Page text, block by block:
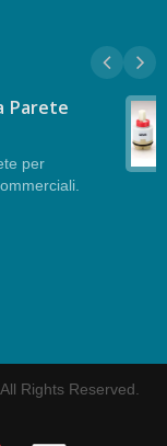
Parete
per
Rights Reserved.